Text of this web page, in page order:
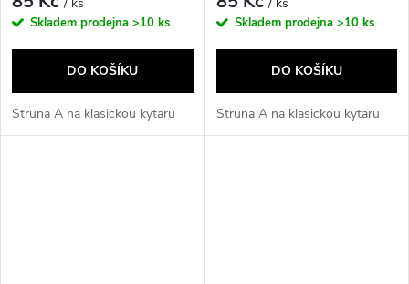
/ ks
Skladem prodejna >10 ks
DO KOŠÍKU
Struna A na klasickou kytaru
/ ks
Skladem prodejna >10 ks
DO KOŠÍKU
Struna A na klasickou kytaru